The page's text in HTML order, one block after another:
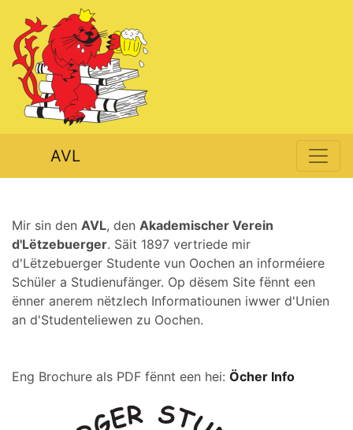
AVL
Mir sin den AVL, den Akademischer Verein
d'Lëtzebuerger. Säit 1897 vertriede mir
d'Lëtzebuerger Studente vun Oochen an informéiere
Schüler a Studienufänger. Op dësem Site fënnt een
ënner anerem nëtzlech Informatiounen iwwer d'Unien
an d'Studenteliewen zu Oochen.
Eng Brochure als PDF fënnt een hei: Öcher Info